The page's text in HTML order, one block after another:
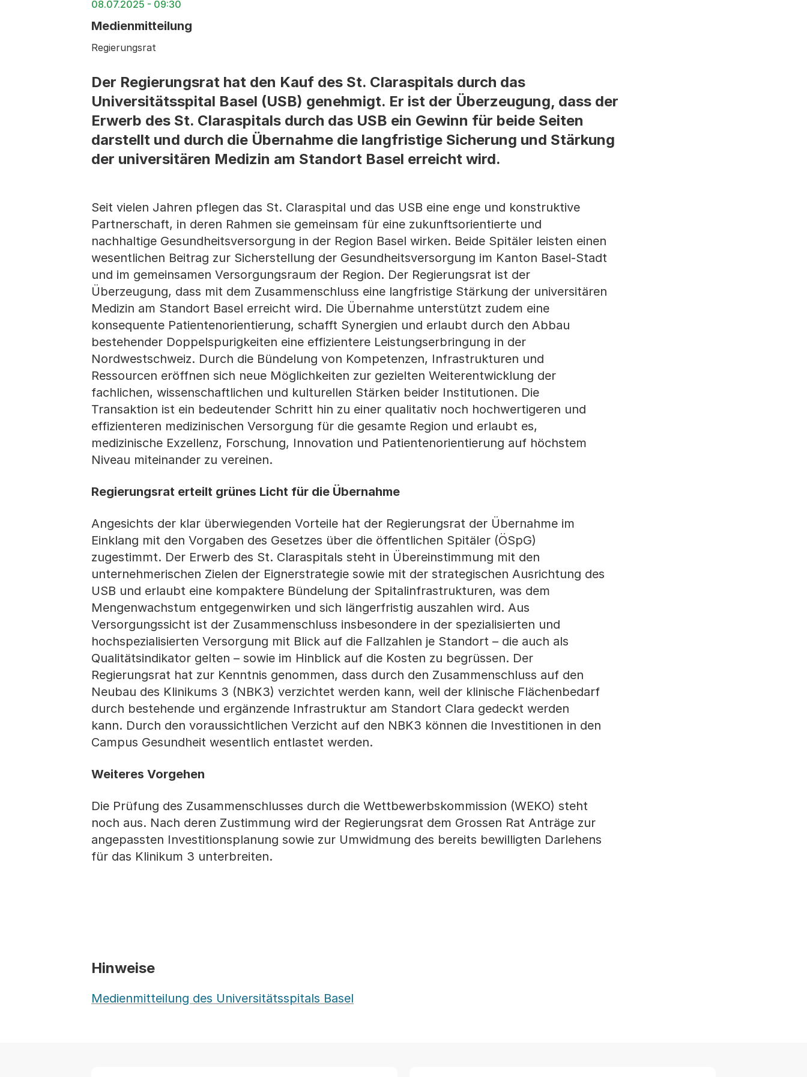
08.07.2025 - 09:30
Medienmitteilung
Regierungsrat
Der Regierungsrat hat den Kauf des St. Claraspitals durch das
Universitätsspital Basel (USB) genehmigt. Er ist der Überzeugung, dass der
Erwerb des St. Claraspitals durch das USB ein Gewinn für beide Seiten
darstellt und durch die Übernahme die langfristige Sicherung und Stärkung
der universitären Medizin am Standort Basel erreicht wird.
Seit vielen Jahren pflegen das St. Claraspital und das USB eine enge und konstruktive
Partnerschaft, in deren Rahmen sie gemeinsam für eine zukunftsorientierte und
nachhaltige Gesundheitsversorgung in der Region Basel wirken. Beide Spitäler leisten einen
wesentlichen Beitrag zur Sicherstellung der Gesundheitsversorgung im Kanton Basel-Stadt
und im gemeinsamen Versorgungsraum der Region. Der Regierungsrat ist der
Überzeugung, dass mit dem Zusammenschluss eine langfristige Stärkung der universitären
Medizin am Standort Basel erreicht wird. Die Übernahme unterstützt zudem eine
konsequente Patientenorientierung, schafft Synergien und erlaubt durch den Abbau
bestehender Doppelspurigkeiten eine effizientere Leistungserbringung in der
Nordwestschweiz. Durch die Bündelung von Kompetenzen, Infrastrukturen und
Ressourcen eröffnen sich neue Möglichkeiten zur gezielten Weiterentwicklung der
fachlichen, wissenschaftlichen und kulturellen Stärken beider Institutionen. Die
Transaktion ist ein bedeutender Schritt hin zu einer qualitativ noch hochwertigeren und
effizienteren medizinischen Versorgung für die gesamte Region und erlaubt es,
medizinische Exzellenz, Forschung, Innovation und Patientenorientierung auf höchstem
Niveau miteinander zu vereinen.
Regierungsrat erteilt grünes Licht für die Übernahme
Angesichts der klar überwiegenden Vorteile hat der Regierungsrat der Übernahme im
Einklang mit den Vorgaben des Gesetzes über die öffentlichen Spitäler (ÖSpG)
zugestimmt. Der Erwerb des St. Claraspitals steht in Übereinstimmung mit den
unternehmerischen Zielen der Eignerstrategie sowie mit der strategischen Ausrichtung des
USB und erlaubt eine kompaktere Bündelung der Spitalinfrastrukturen, was dem
Mengenwachstum entgegenwirken und sich längerfristig auszahlen wird. Aus
Versorgungssicht ist der Zusammenschluss insbesondere in der spezialisierten und
hochspezialisierten Versorgung mit Blick auf die Fallzahlen je Standort – die auch als
Qualitätsindikator gelten – sowie im Hinblick auf die Kosten zu begrüssen. Der
Regierungsrat hat zur Kenntnis genommen, dass durch den Zusammenschluss auf den
Neubau des Klinikums 3 (NBK3) verzichtet werden kann, weil der klinische Flächenbedarf
durch bestehende und ergänzende Infrastruktur am Standort Clara gedeckt werden
kann. Durch den voraussichtlichen Verzicht auf den NBK3 können die Investitionen in den
Campus Gesundheit wesentlich entlastet werden.
Weiteres Vorgehen
Die Prüfung des Zusammenschlusses durch die Wettbewerbskommission (WEKO) steht
noch aus. Nach deren Zustimmung wird der Regierungsrat dem Grossen Rat Anträge zur
angepassten Investitionsplanung sowie zur Umwidmung des bereits bewilligten Darlehens
für das Klinikum 3 unterbreiten.
Hinweise
Medienmitteilung des Universitätsspitals Basel